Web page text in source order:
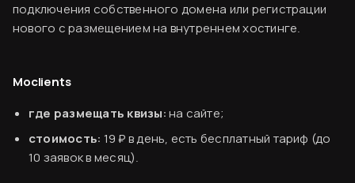
подключения собственного домена или регистрации
нового с размещением на внутреннем хостинге.
Moclients
где размещать квизы:на сайте;
стоимость: 19 ₽ в день, есть бесплатный тариф (до
10 заявок в месяц).